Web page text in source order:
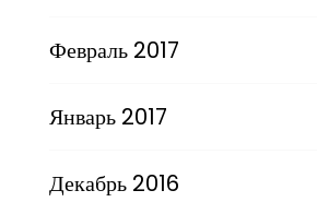
Февраль 2017
Январь 2017
Декабрь 2016